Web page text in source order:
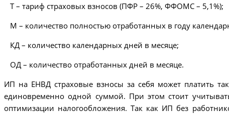
Т – тариф страховых взносов (ПФР – 26%, ФФОМС – 5,1%);
М – количество полностью отработанных в году
КД – количество календарных дней в месяце;
ОД – количество отработанных дней в месяце.
ИП на ЕНВД страховые взносы за себя может платить
единовременно одной суммой. При этом стоит
оптимизации налогообложения. Так как ИП без